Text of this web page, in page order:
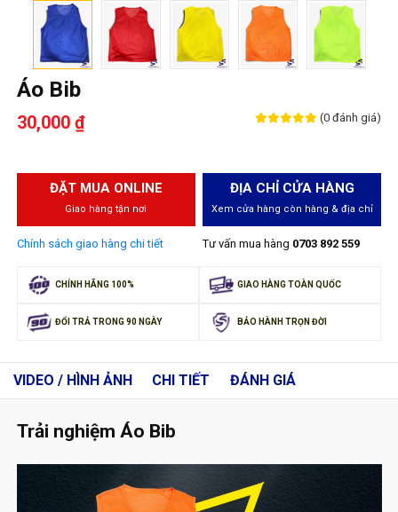
Áo Bib
30,000 ₫ (0 đánh giá)
ĐẶT MUA ONLINE
Giao hàng tận nơi
Chính sách giao hàng chi tiết
ĐỊA CHỈ CỬA HÀNG
Xem cửa hàng còn hàng & địa chỉ
Tư vấn mua hàng 0703 892 559
CHÍNH HÃNG 100% GIAO HÀNG TOÀN QUỐC
ĐỔI TRẢ TRONG 90 NGÀY BẢO HÀNH TRỌN ĐỜI
VIDEO / HÌNH ẢNH CHI TIẾT ĐÁNH GIÁ
Trải nghiệm Áo Bib